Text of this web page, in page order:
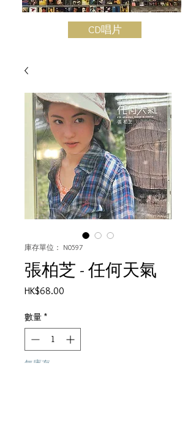
CD唱片
庫存單位： N0597
張柏芝 - 任何天氣
HK$68.00
數量 *
無庫存